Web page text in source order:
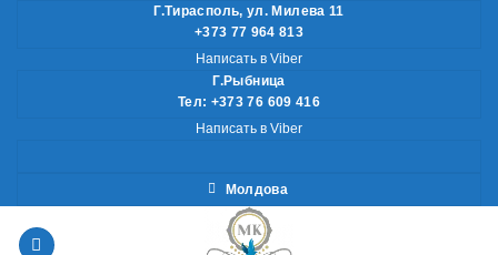
Г.Тирасполь, ул. Милева 11
+373 77 964 813
Написать в Viber
Г.Рыбница
Тел: +373 76 609 416
Написать в Viber
Молдова